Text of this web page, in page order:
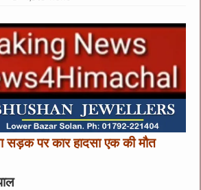
सड़क पर कार हादसा एक की मौत